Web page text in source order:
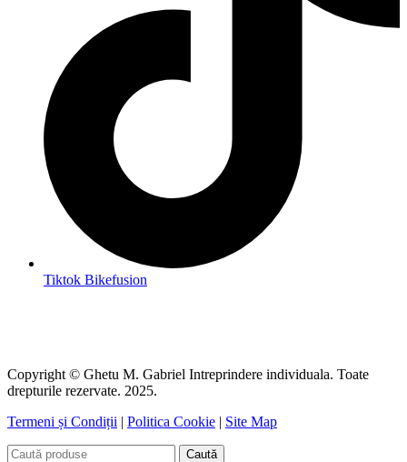
Tiktok Bikefusion
Copyright © Ghetu M. Gabriel Intreprindere individuala. Toate
drepturile rezervate. 2025.
Termeni și Condiții | Politica Cookie | Site Map
Caută